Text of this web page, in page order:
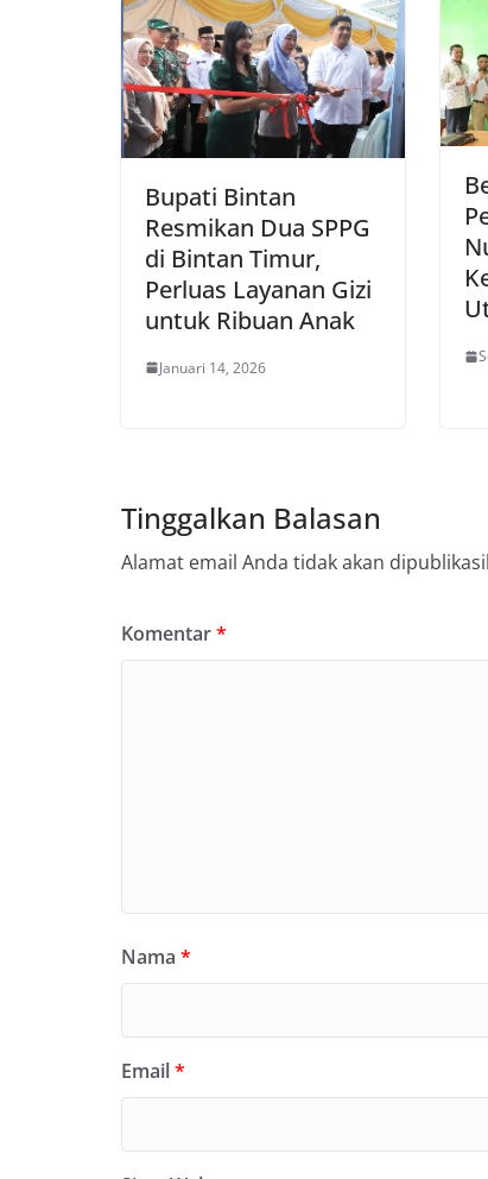
Bupati Bintan
Resmikan Dua SPPG
di Bintan Timur,
Perluas Layanan Gizi
untuk Ribuan Anak
Januari 14, 2026
Tinggalkan Balasan
Alamat email Anda tidak akan
Komentar*
Nama *
Email*